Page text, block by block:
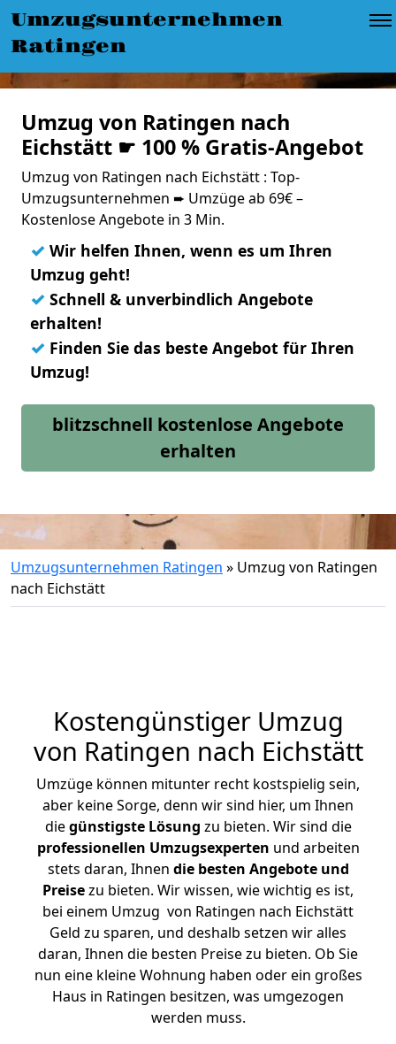
Umzugsunternehmen
Ratingen
Umzug von Ratingen nach
Eichstätt ☛ 100 % Gratis-Angebot
Umzug von Ratingen nach Eichstätt : Top-
Umzugsunternehmen ➨ Umzüge ab 69€ –
Kostenlose Angebote in 3 Min.
✓ Wir helfen Ihnen, wenn es um Ihren
Umzug geht!
✓ Schnell & unverbindlich Angebote
erhalten!
✓ Finden Sie das beste Angebot für Ihren
Umzug!
blitzschnell kostenlose Angebote
erhalten
Umzugsunternehmen Ratingen » Umzug von Ratingen
nach Eichstätt
Kostengünstiger Umzug
von Ratingen nach Eichstätt
Umzüge können mitunter recht kostspielig sein,
aber keine Sorge, denn wir sind hier, um Ihnen
diegünstigste Lösung zu bieten. Wir sind die
professionellen Umzugsexperten und arbeiten
stets daran, Ihnen die besten Angebote und
Preisezu bieten. Wir wissen, wie wichtig es ist,
bei einem Umzug von Ratingen nach Eichstätt
Geld zu sparen, und deshalb setzen wir alles
daran, Ihnen die besten Preise zu bieten. Ob Sie
nun eine kleine Wohnung haben oder ein großes
Haus in Ratingen besitzen, was umgezogen
werden muss.